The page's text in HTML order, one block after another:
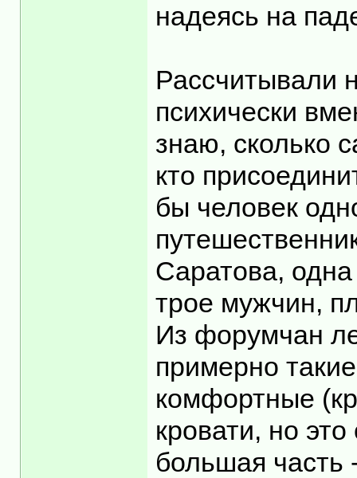
надеясь на
Рассчитывали
психически
знаю, сколько
кто
бы человек
Саратова,
трое мужчин,
Из форумчан
примерно
комфортные
кровати, но
большая часть